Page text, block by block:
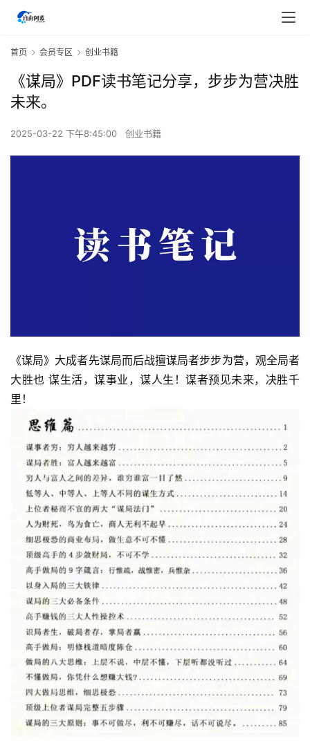
首页 会员专区 创业书籍
《谋局》PDF读书笔记分享，步步为营决胜
未来。
2025-03-22 下午8:45:00 创业书籍
《谋局》大成者先谋局而后战擅谋局者步步为营，观全局者
大胜也 谋生活，谋事业，谋人生！谋者预见未来，决胜千
里！